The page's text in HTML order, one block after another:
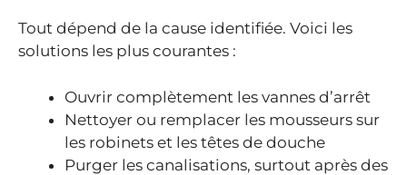
Tout dépend de la cause identifiée. Voici les
solutions les plus courantes :
Ouvrir complètement les vannes d’arrêt
Nettoyer ou remplacer les mousseurs sur
les robinets et les têtes de douche
Purger les canalisations, surtout après des